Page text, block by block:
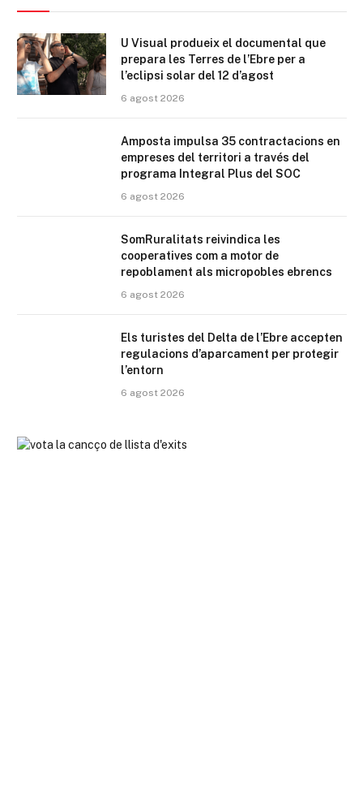
U Visual produeix el documental que
prepara les Terres de l’Ebre per a
l’eclipsi solar del 12 d’agost
6 agost 2026
Amposta impulsa 35 contractacions en
empreses del territori a través del
programa Integral Plus del SOC
6 agost 2026
SomRuralitats reivindica les
cooperatives com a motor de
repoblament als micropobles ebrencs
6 agost 2026
Els turistes del Delta de l’Ebre accepten
regulacions d’aparcament per protegir
l’entorn
6 agost 2026